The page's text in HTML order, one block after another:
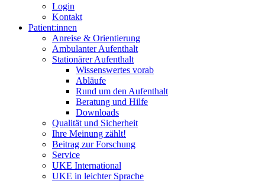
Login
Kontakt
Patient:innen
Anreise & Orientierung
Ambulanter Aufenthalt
Stationärer Aufenthalt
Wissenswertes vorab
Abläufe
Rund um den Aufenthalt
Beratung und Hilfe
Downloads
Qualität und Sicherheit
Ihre Meinung zählt!
Beitrag zur Forschung
Service
UKE International
UKE in leichter Sprache